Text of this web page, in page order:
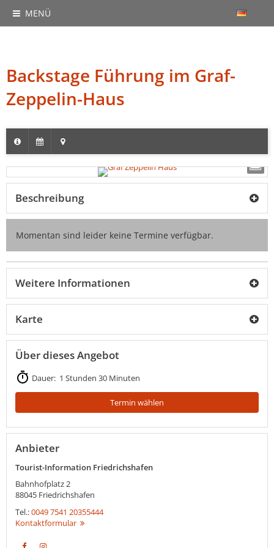
MENÜ
Backstage Führung im Graf-
Zeppelin-Haus
Beschreibung
Momentan sind leider keine Termine verfügbar.
Weitere Informationen
Karte
Über dieses Angebot
Dauer: 1 Stunden 30 Minuten
Termin wählen
Anbieter
Tourist-Information Friedrichshafen
Bahnhofplatz 2
88045 Friedrichshafen
Tel.:0049 7541 20355444
Kontaktformular